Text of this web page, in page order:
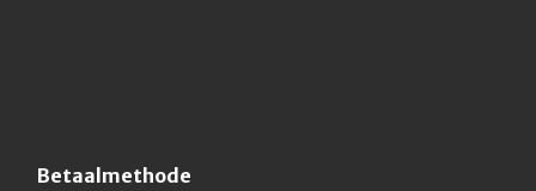
Betaalmethode